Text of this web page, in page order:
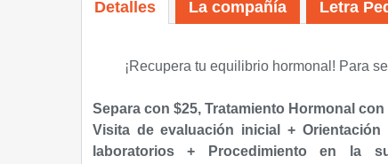
Detalles La compañía Letra
¡Recupera tu equilibrio hormonal! Para
Separa con $25, Tratamiento Hormonal
Visita de evaluación inicial +
laboratorios+ Procedimiento en la